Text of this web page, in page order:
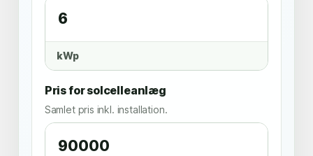
kWp
Pris for solcelleanlæg
Samlet pris inkl. installation.